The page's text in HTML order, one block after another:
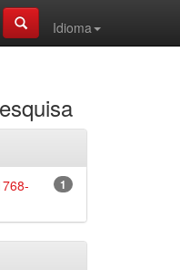
Idioma
1